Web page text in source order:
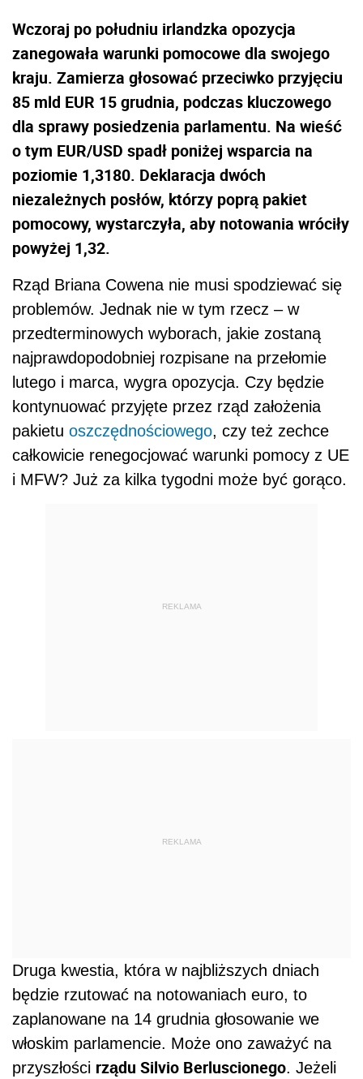
Wczoraj po południu irlandzka opozycja
zanegowała warunki pomocowe dla swojego
kraju. Zamierza głosować przeciwko przyjęciu
85 mld EUR 15 grudnia, podczas kluczowego
dla sprawy posiedzenia parlamentu. Na wieść
o tym EUR/USD spadł poniżej wsparcia na
poziomie 1,3180. Deklaracja dwóch
niezależnych posłów, którzy poprą pakiet
pomocowy, wystarczyła, aby notowania wróciły
powyżej 1,32.
Rząd Briana Cowena nie musi spodziewać się
problemów. Jednak nie w tym rzecz – w
przedterminowych wyborach, jakie zostaną
najprawdopodobniej rozpisane na przełomie
lutego i marca, wygra opozycja. Czy będzie
kontynuować przyjęte przez rząd założenia
pakietu oszczędnościowego, czy też zechce
całkowicie renegocjować warunki pomocy z UE
i MFW? Już za kilka tygodni może być gorąco.
REKLAMA
REKLAMA
Druga kwestia, która w najbliższych dniach
będzie rzutować na notowaniach euro, to
zaplanowane na 14 grudnia głosowanie we
włoskim parlamencie. Może ono zaważyć na
przyszłości rządu Silvio Berluscionego. Jeżeli